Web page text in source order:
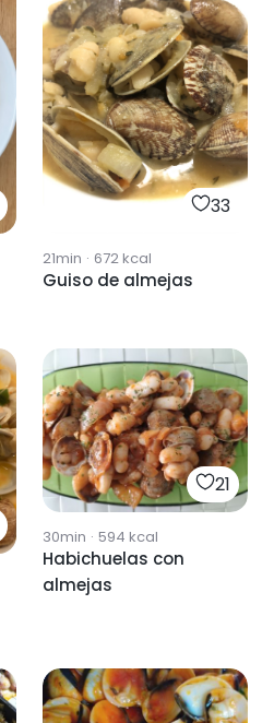
33
21min · 672kcal
Guiso de almejas
21
30min · 594 kcal
Habichuelas con
almejas